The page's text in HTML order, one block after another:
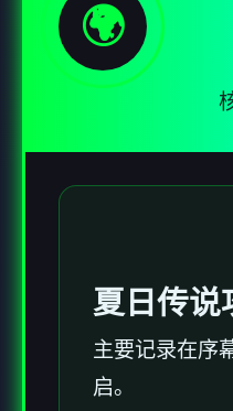
🌍
夏日传说
主要记录在序
启。